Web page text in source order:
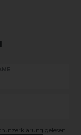
gelesen